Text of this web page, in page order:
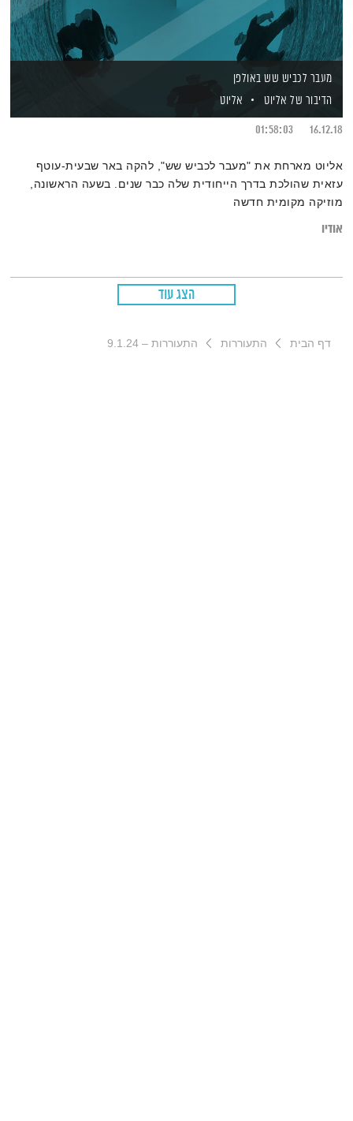
מעבר לכביש שש באולפן
הדיבור של אליוט
אליוט
16.12.18
01:58:03
אליוט מארחת את "מעבר לכביש שש", להקה באר שבעית-עוטף
עזאית שהולכת בדרך הייחודית שלה כבר שנים. בשעה הראשונה,
מוזיקה מקומית חדשה
אודיו
הצג עוד
דף הבית התעוררות התעוררות – 9.1.24